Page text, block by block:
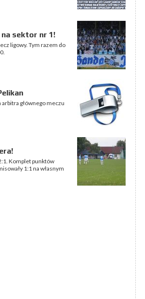
na sektor nr 1!
ligowy. Tym razem do
arbitra głównego meczu
Komplet punktów
1:1 na własnym